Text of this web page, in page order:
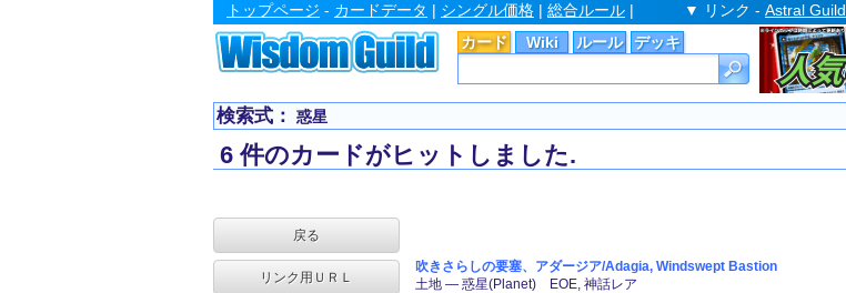
カード Wiki ルール デッキ
トップページ - カードデータ | シングル価格 | 総合ルール | ▼ リンク - Astral Guild
検索式： 惑星
6 件のカードがヒットしました.
戻る
リンク用ＵＲＬ
吹きさらしの要塞、アダージア/Adagia, Windswept Bastion
土地 ― 惑星(Planet) EOE, 神話レア